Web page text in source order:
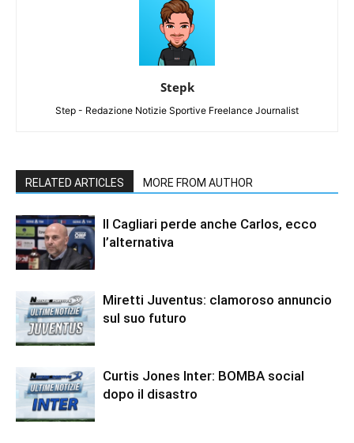
Stepk
Step - Redazione Notizie Sportive Freelance Journalist
RELATED ARTICLES MORE FROM AUTHOR
Il Cagliari perde anche Carlos, ecco
l’alternativa
Miretti Juventus: clamoroso annuncio
sul suo futuro
Curtis Jones Inter: BOMBA social
dopo il disastro